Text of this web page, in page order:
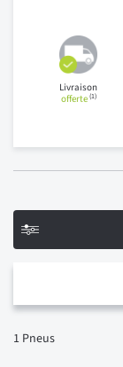
Livraison
offerte(1)
1 Pneus